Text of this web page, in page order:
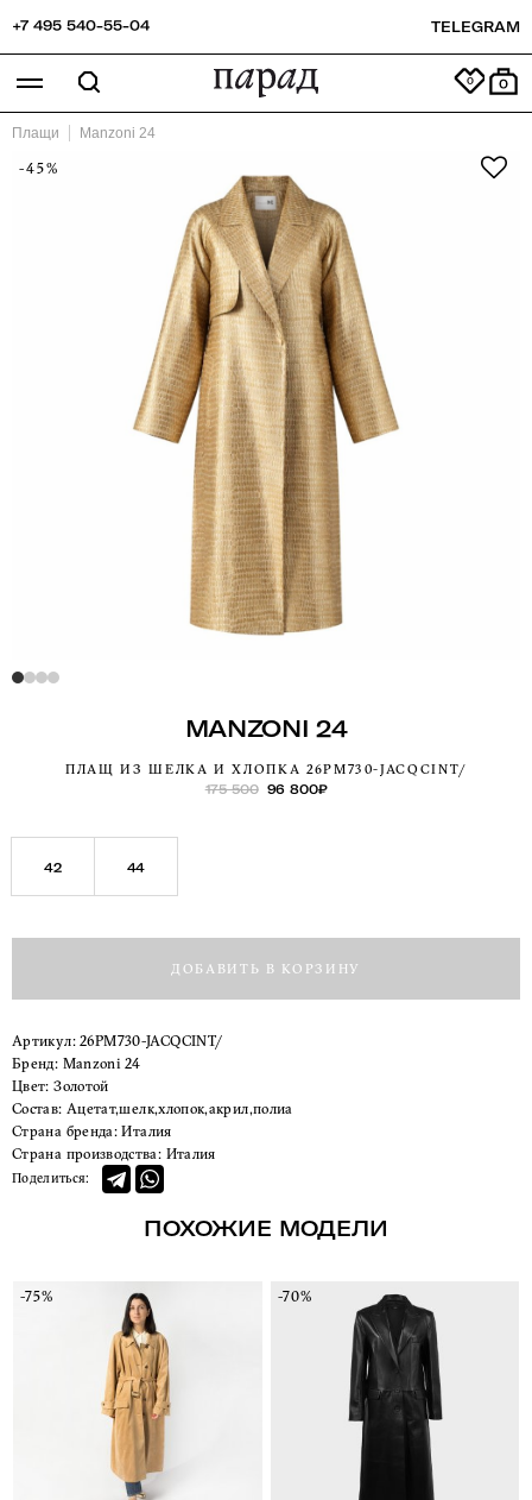
+7 495 540-55-04 TELEGRAM
0
Плащи Manzoni 24
-45%
MANZONI 24
ПЛАЩ ИЗ ШЕЛКА И ХЛОПКА 26PM730-JACQCINT/
175 500 96 800₽
42 44
ДОБАВИТЬ В КОРЗИНУ
Артикул:26PM730-JACQCINT/
Бренд:
Manzoni 24
Цвет:
Золотой
Состав: Ацетат,шелк,хлопок,акрил,полиа
Страна бренда: Италия
Страна производства: Италия
Поделиться:
ПОХОЖИЕ МОДЕЛИ
-75% -70%